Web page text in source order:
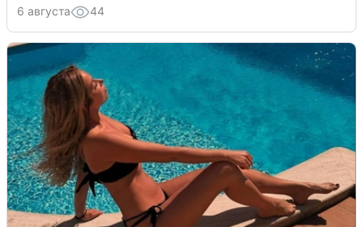
6 августа 44